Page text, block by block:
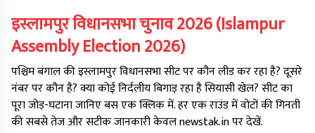
इस्लामपुरविधानसभा चुनाव2026(Islampur
Assembly Election2026)
पश्चिम बंगालकीइस्लामपुरविधानसभा सीट पर कौन लीड कर रहा है? दूसरे
नंबर पर कौन है? क्या कोई निर्दलीय बिगाड़ रहा है सियासी खेल? सीट का
पूरा जोड़-घटाना जानिए बस एक क्लिक में. हर एक राउंड में वोटों की गिनती
की सबसे तेज और सटीक जानकारी केवल newstak.in पर देखें.